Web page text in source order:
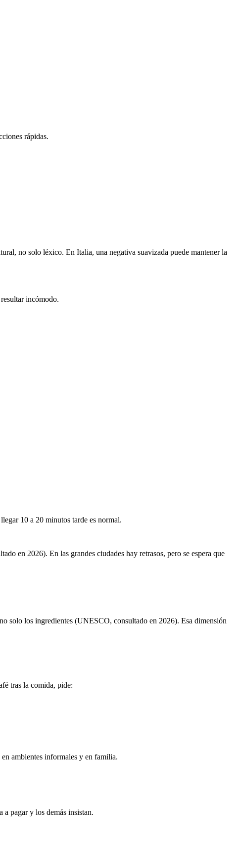
rápidas.
no solo léxico. En Italia, una negativa suavizada puede mantener la
incómodo.
10 a 20 minutos tarde es normal.
en 2026). En las grandes ciudades hay retrasos, pero se espera que
solo los ingredientes (UNESCO, consultado en 2026). Esa dimensión
tras la comida, pide:
ambientes informales y en familia.
pagar y los demás insistan.